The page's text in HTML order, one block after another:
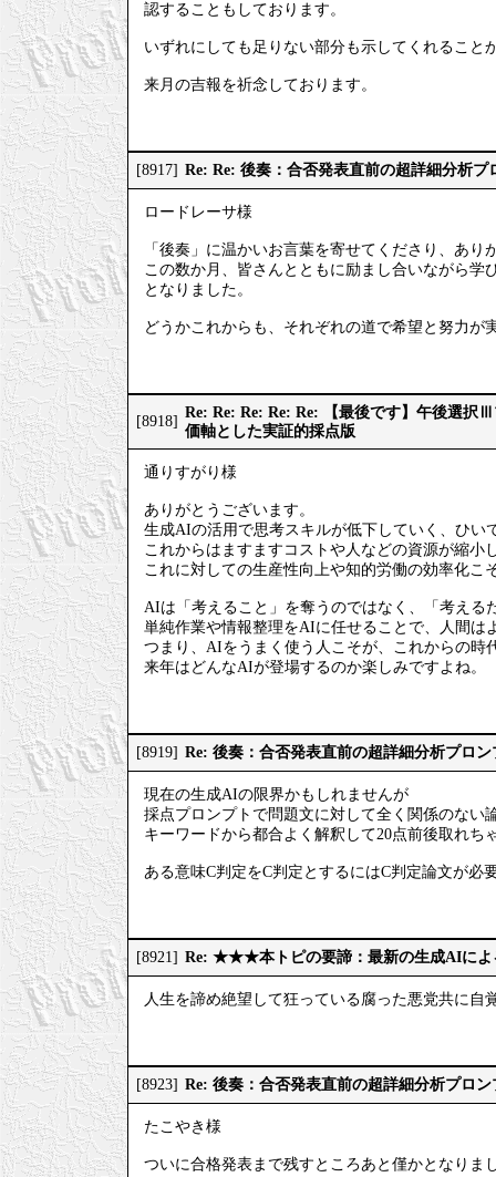
認することもしております。
いずれにしても足りない部分も示してくれるこ
来月の吉報を祈念しております。
[8917] Re: Re: 後奏：合否発表直前の超詳細分析
ロードレーサ様
「後奏」に温かいお言葉を寄せてくださり、あり
この数か月、皆さんとともに励まし合いながら
となりました。
どうかこれからも、それぞれの道で希望と努力が
[8918]
Re: Re: Re: Re: Re: 【最後です】午後選択
価軸とした実証的採点版
通りすがり様
ありがとうございます。
生成AIの活用で思考スキルが低下していく、ひい
これからはますますコストや人などの資源が縮小
これに対しての生産性向上や知的労働の効率化こ
AIは「考えること」を奪うのではなく、「考える
単純作業や情報整理をAIに任せることで、人間は
つまり、AIをうまく使う人こそが、これからの時
来年はどんなAIが登場するのか楽しみですよね。
[8919] Re: 後奏：合否発表直前の超詳細分析プロ
現在の生成AIの限界かもしれませんが
採点プロンプトで問題文に対して全く関係のない
キーワードから都合よく解釈して20点前後取れち
ある意味C判定をC判定とするにはC判定論文が必
[8921] Re: ★★★本トピの要諦：最新の生成AIによ
人生を諦め絶望して狂っている腐った悪党共に自
[8923] Re: 後奏：合否発表直前の超詳細分析プロ
たこやき様
ついに合格発表まで残すところあと僅かとなりま